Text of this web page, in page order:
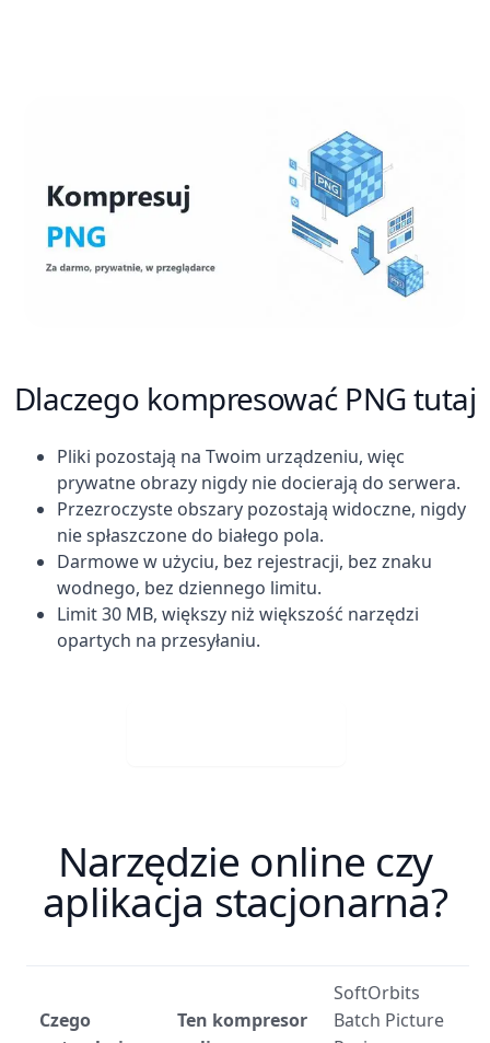
Dlaczego kompresować PNG tutaj
Pliki pozostają na Twoim urządzeniu, więc
prywatne obrazy nigdy nie docierają do serwera.
Przezroczyste obszary pozostają widoczne, nigdy
nie spłaszczone do białego pola.
Darmowe w użyciu, bez rejestracji, bez znaku
wodnego, bez dziennego limitu.
Limit 30 MB, większy niż większość narzędzi
opartych na przesyłaniu.
Narzędzie online czy
aplikacja stacjonarna?
Czego
Ten kompresor
SoftOrbits
Batch Picture